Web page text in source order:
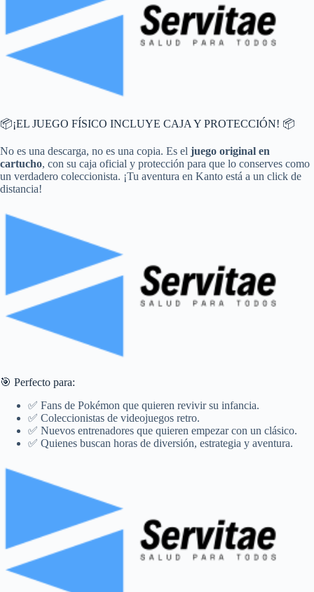
📦¡EL JUEGO FÍSICO INCLUYE CAJA Y PROTECCIÓN! 📦
No es una descarga, no es una copia. Es el juego original en
cartucho, con su caja oficial y protección para que lo conserves como
un verdadero coleccionista. ¡Tu aventura en Kanto está a un click de
distancia!
🎯 Perfecto para:
✅ Fans de Pokémon que quieren revivir su infancia.
✅ Coleccionistas de videojuegos retro.
✅ Nuevos entrenadores que quieren empezar con un clásico.
✅ Quienes buscan horas de diversión, estrategia y aventura.